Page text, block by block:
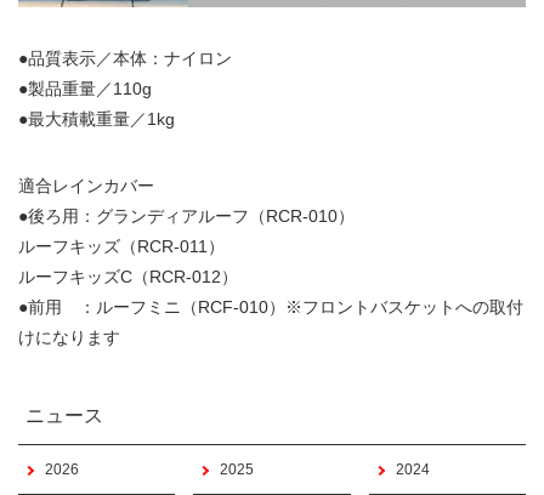
●品質表示／本体：ナイロン
●製品重量／110g
●最大積載重量／1kg
適合レインカバー
●後ろ用：グランディアルーフ（RCR-010）
ルーフキッズ（RCR-011）
ルーフキッズC（RCR-012）
●前用 ：ルーフミニ（RCF-010）※フロントバスケットへの取付
けになります
ニュース
2026 2025 2024